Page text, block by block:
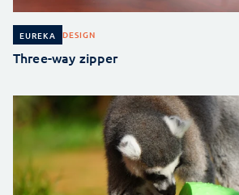
EUREKA DESIGN
Three-way zipper